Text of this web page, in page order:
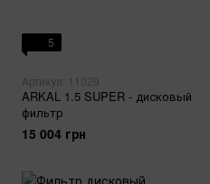
5
Артикул: 11029
ARKAL 1.5 SUPER - дисковый
фильтр
15 004 грн